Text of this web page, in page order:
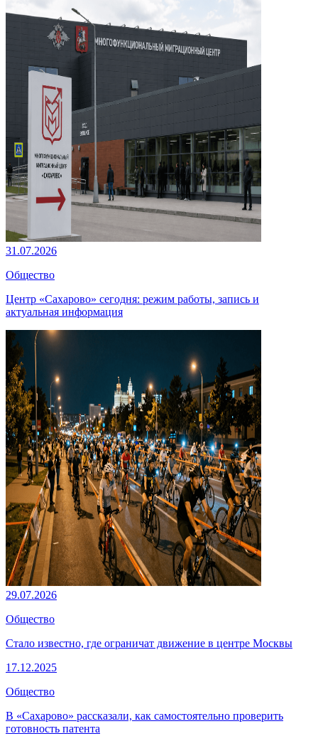
31.07.2026
Общество
Центр «Сахарово» сегодня: режим работы, запись и
актуальная информация
29.07.2026
Общество
Стало известно, где ограничат движение в центре Москвы
17.12.2025
Общество
В «Сахарово» рассказали, как самостоятельно проверить
готовность патента